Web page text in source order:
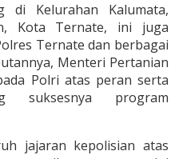
di Kelurahan Kalumata,
Kota Ternate, ini juga
Ternate dan berbagai
Menteri Pertanian
Polri atas peran serta
suksesnya program
jajaran kepolisian atas